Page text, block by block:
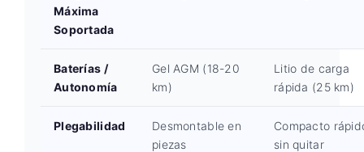
Máxima
Soportada
Baterías /
Autonomía
Gel AGM (18-20
km)
Litio de carga
rápida (25 km)
Plegabilidad
Desmontable en
piezas
Compacto
sin quitar